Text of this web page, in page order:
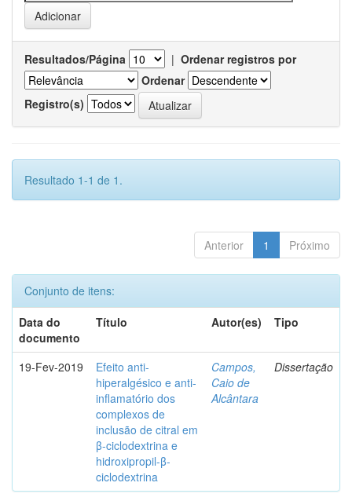
Resultados/Página | Ordenar registros por
Ordenar
Registro(s)
Resultado 1-1 de 1.
Anterior 1 Próximo
Conjunto de itens:
Data do
documento
Título Autor(es) Tipo
19-Fev-2019
Efeito anti-
hiperalgésico e anti-
inflamatório dos
complexos de
inclusão de citral em
β-ciclodextrina e
hidroxipropil-β-
ciclodextrina
Campos,
Caio de
Alcântara
Dissertação